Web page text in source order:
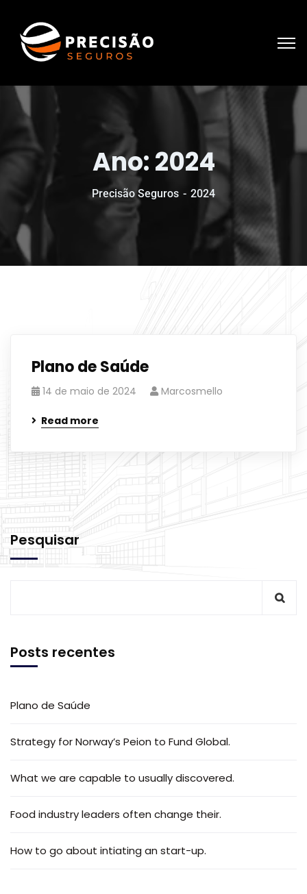
Ano:2024
Precisão Seguros 2024
Plano de Saúde
14 de maio de 2024 Marcosmello
Read more
Pesquisar
Posts recentes
Plano de Saúde
Strategy for Norway’s Peion to Fund Global.
What we are capable to usually discovered.
Food industry leaders often change their.
How to go about intiating an start-up.